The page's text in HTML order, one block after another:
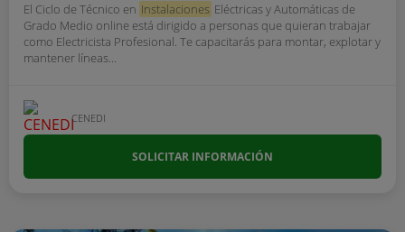
El Ciclo de Técnico en Instalaciones Eléctricas y Automáticas de
Grado Medio online está dirigido a personas que quieran trabajar
como Electricista Profesional. Te capacitarás para montar, explotar y
mantener líneas...
CENEDI
SOLICITAR INFORMACIÓN